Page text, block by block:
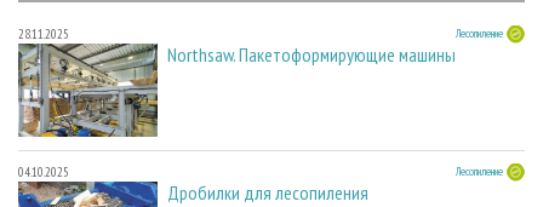
28.11.2025 Лесопиление
Northsaw. Пакетоформирующие машины
04.10.2025 Лесопиление
Дробилки для лесопиления